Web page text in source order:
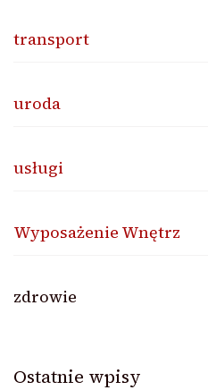
transport
uroda
usługi
Wyposażenie Wnętrz
zdrowie
Ostatnie wpisy